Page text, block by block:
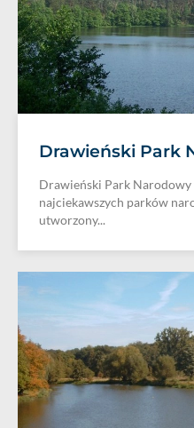
Drawieński Park
Drawieński Park Narodowy
najciekawszych parków
utworzony...